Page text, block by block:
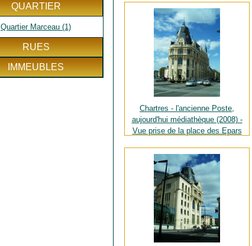
QUARTIER
Quartier Marceau (1)
RUES
IMMEUBLES
Chartres - l'ancienne Poste,
aujourd'hui médiathèque (2008) -
Vue prise de la place des Epars
Source : Archives personnelles